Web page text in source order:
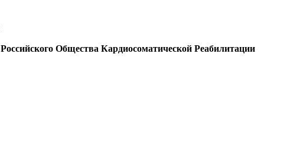
Российского Общества Кардиосоматической Реабилитации